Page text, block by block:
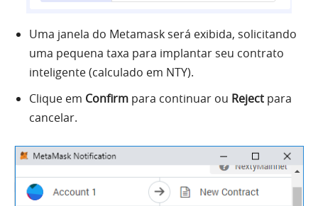
Uma janela do Metamask será exibida, solicitando
uma pequena taxa para implantar seu contrato
inteligente (calculado em NTY).
Clique em Confirm para continuar ou Reject para
cancelar.